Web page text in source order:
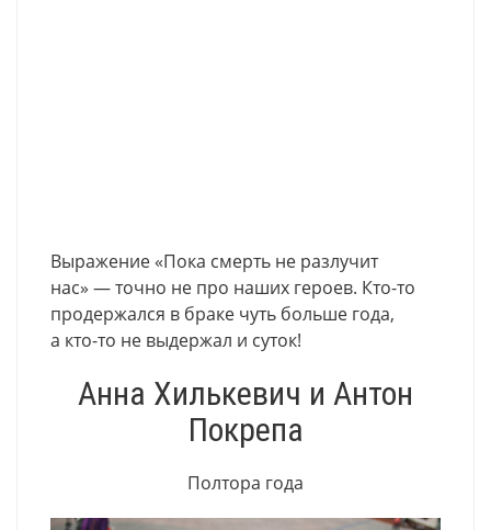
Выражение «Пока смерть не разлучит
нас» — точно не про наших героев. Кто-то
продержался в браке чуть больше года,
а кто-то не выдержал и суток!
Анна Хилькевич и Антон
Покрепа
Полтора года